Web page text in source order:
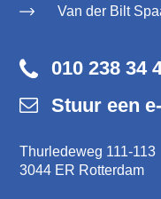
Van der Bilt
010 238 34
Stuur een
Thurledeweg 111-113
3044 ER Rotterdam